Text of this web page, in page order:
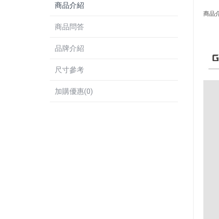
商品介紹
商品問答
品牌介紹
尺寸參考
加購優惠(0)
商品